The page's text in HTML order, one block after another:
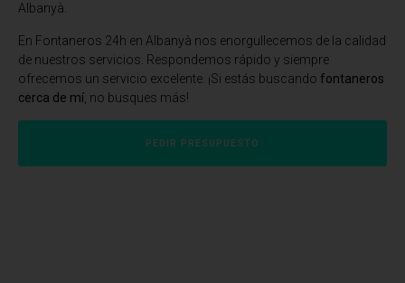
Albanyà.
En Fontaneros 24h en Albanyà nos enorgullecemos de la calidad
de nuestros servicios. Respondemos rápido y siempre
ofrecemos un servicio excelente. ¡Si estás buscando fontaneros
cerca de mí , no busques más!
PEDIR PRESUPUESTO